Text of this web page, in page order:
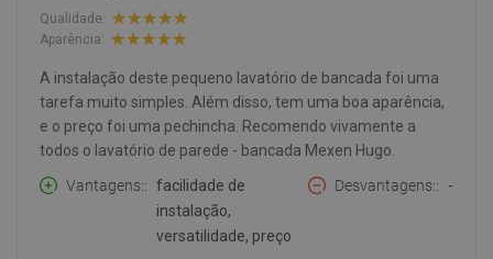
Qualidade:
Aparência:
A instalação deste pequeno lavatório de bancada foi uma
tarefa muito simples. Além disso, tem uma boa aparência,
e o preço foi uma pechincha. Recomendo vivamente a
todos o lavatório de parede - bancada Mexen Hugo.
Vantagens:
facilidade de
instalação,
versatilidade, preço
Desvantagens: -